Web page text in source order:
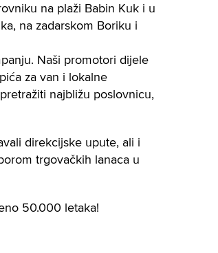
na plaži Babin Kuk i u
na zadarskom Boriku i
Naši promotori dijele
za van i lokalne
najbližu poslovnicu,
direkcijske upute, ali i
trgovačkih lanaca u
50.000 letaka!